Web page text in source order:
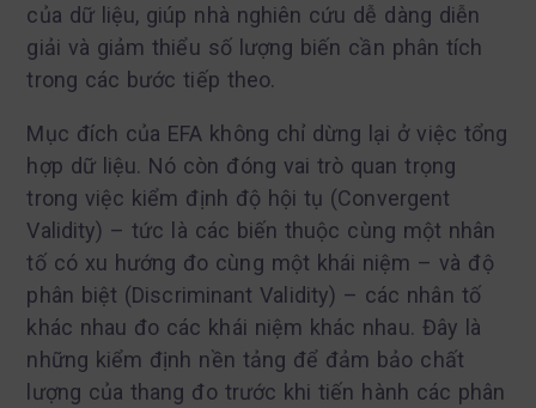
của dữ liệu, giúp nhà nghiên cứu dễ dàng diễn
giải và giảm thiểu số lượng biến cần phân tích
trong các bước tiếp theo.
Mục đích của EFA không chỉ dừng lại ở việc tổng
hợp dữ liệu. Nó còn đóng vai trò quan trọng
trong việc kiểm định độ hội tụ (Convergent
Validity) – tức là các biến thuộc cùng một nhân
tố có xu hướng đo cùng một khái niệm – và độ
phân biệt (Discriminant Validity) – các nhân tố
khác nhau đo các khái niệm khác nhau. Đây là
những kiểm định nền tảng để đảm bảo chất
lượng của thang đo trước khi tiến hành các phân